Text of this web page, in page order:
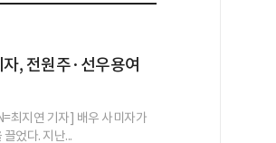
, 전원주·선우용여
최지연 기자] 배우 사미자가
었다. 지난...